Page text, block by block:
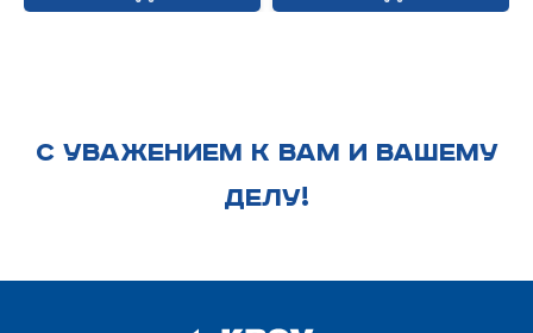
С УВАЖЕНИЕМ К ВАМ И ВАШЕМУ
ДЕЛУ!